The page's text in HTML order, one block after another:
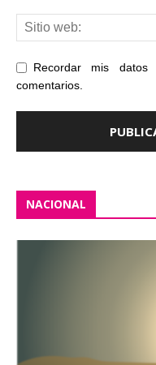
Recordar mis
comentarios.
NACIONAL